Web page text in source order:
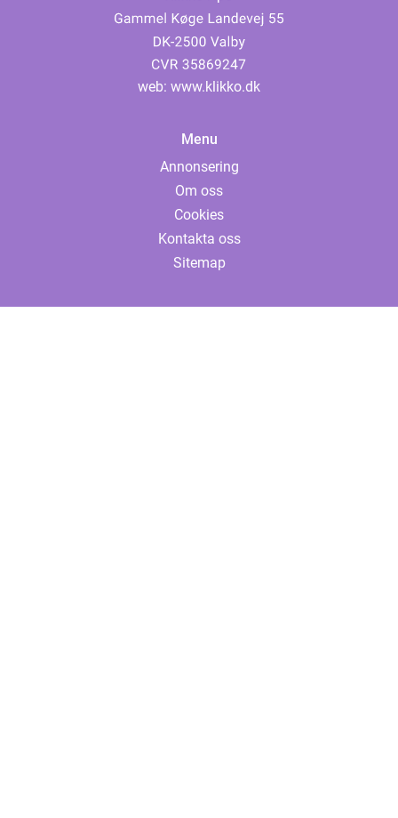
web: www.klikko.dk
Menu
Annonsering
Om oss
Cookies
Kontakta oss
Sitemap